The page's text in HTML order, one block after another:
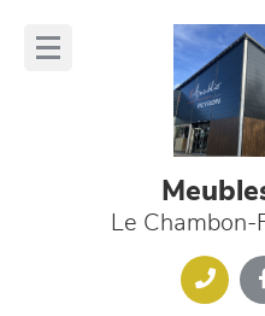
Le Chambon-